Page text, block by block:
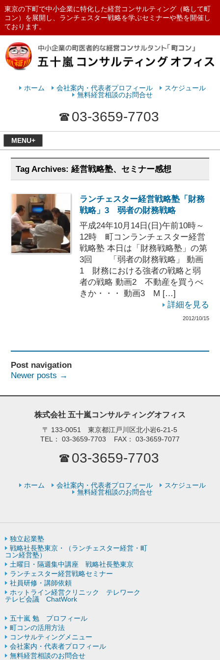
東京の下町で中小企業に特化した経営コンサルティング（略して町
コン）を展開し、ランチェスター戦略を学ぶセミナーや塾を開催し
ております。
ランチェスターの法則を学ぶなら
ホーム 会社案内・代表者プロフィール
スケジュール
無料経営相談のお問合せ
03-3659-7703
MENU+
Tag Archives:経営戦略塾、セミナー感想
ランチェスター経営戦略塾「財務
戦略」3 弱者の財務戦略
平成24年10月14日(日)午前10時～
12時 町コンランチェスター経営
戦略塾 本日は「財務戦略塾」の第
3回 「弱者の財務戦略」 動画
1 財務における強者の戦略と弱
者の戦略 動画2 不動産を買うべ
きか・・・ 動画3 M […]
詳細を見る
2012/10/15
Post navigation
Newer posts →
株式会社 五十嵐コンサルティングオフィス
〒 133-0051 東京都江戸川区北小岩6-21-5
TEL：
03-3659-7703 FAX： 03-3659-7077
03-3659-7703
ホーム 会社案内・代表者プロフィール
スケジュール
無料経営相談のお問合せ
独立起業塾
戦略社長塾東京・（ランチェスター経営・町
コン経営塾）
土曜日・隔週集中講座 戦略社長塾東京
ランチェスター経営戦略セミナー
社員研修・講師依頼
ホットライン経営クリニック テレワーク
テレビ会議 ChatWork
五十嵐 勉 プロフィール
町コンの活用方法
コンサルティングメニュー
会社案内・代表者プロフィール
無料経営相談のお問合せ